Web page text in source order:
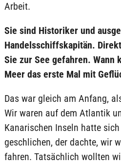
Arbeit.
Sie sind Historiker und
Handelsschiffskapitän.
Sie zur See gefahren. Wann
Meer das erste Mal mit
Das war gleich am Anfang,
Wir waren auf dem Atlantik
Kanarischen Inseln hatte
geschlichen, der dachte, wir
fahren. Tatsächlich wollten